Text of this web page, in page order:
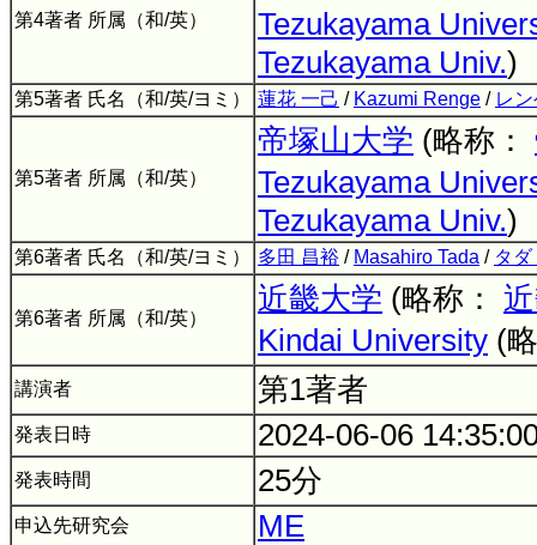
第4著者 所属（和/英）
Tezukayama
Tezukayama Univ.)
第5著者 氏名（和/英/ヨミ） 蓮花 一己 / Kazumi Renge / レ
第5著者 所属（和/英）
帝塚山大学 (略称：
Tezukayama
Tezukayama Univ.)
第6著者 氏名（和/英/ヨミ） 多田 昌裕 / Masahiro Tada / タ
第6著者 所属（和/英）
近畿大学 (略称：
Kindai University (
講演者 第1著者
発表日時 2024-06-06
発表時間 25分
申込先研究会 ME